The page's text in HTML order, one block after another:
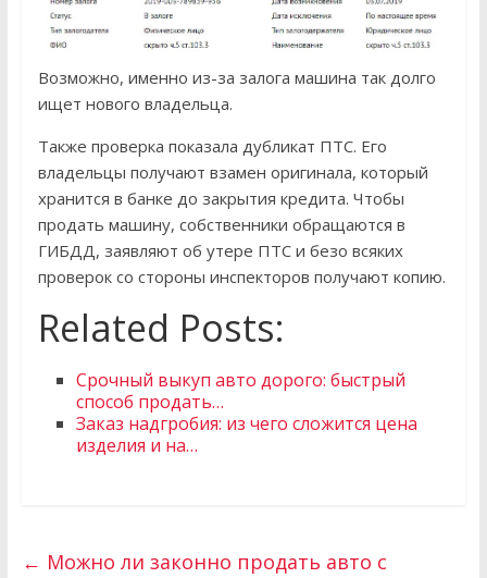
Возможно, именно из-за залога машина так долго
ищет нового владельца.
Также проверка показала дубликат ПТС. Его
владельцы получают взамен оригинала, который
хранится в банке до закрытия кредита. Чтобы
продать машину, собственники обращаются в
ГИБДД, заявляют об утере ПТС и безо всяких
проверок со стороны инспекторов получают копию.
Related Posts:
Срочный выкуп авто дорого: быстрый
способ продать…
Заказ надгробия: из чего сложится цена
изделия и на…
← Можно ли законно продать авто с